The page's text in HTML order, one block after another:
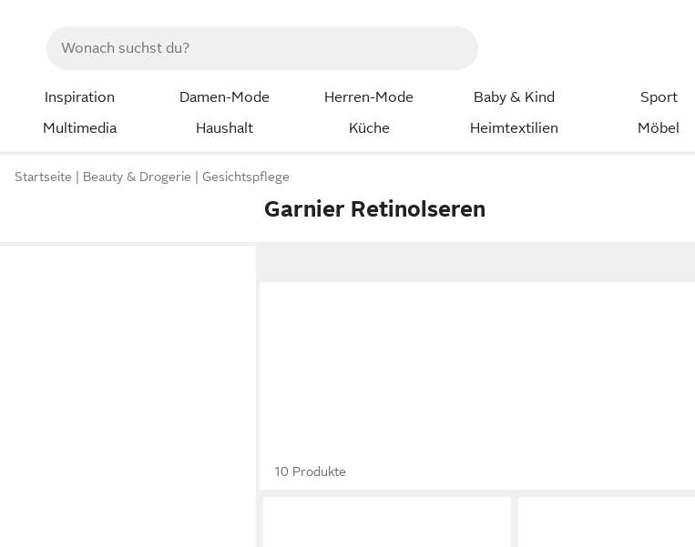
Inspiration Damen-Mode Herren-Mode Baby & Kind Sport
Multimedia
Haushalt Küche Heimtextilien Möbel
Startseite Beauty & Drogerie Gesichtspflege
Garnier Retinolseren
10 Produkte